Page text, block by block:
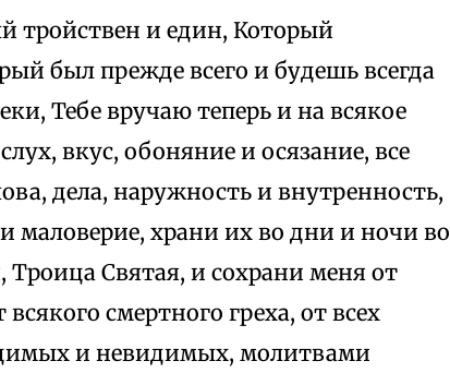
тройствен и един, Который
был прежде всего и будешь всегда
Тебе вручаю теперь и на всякое
вкус, обоняние и осязание, все
дела, наружность и внутренность,
маловерие, храни их во дни и ночи во
Святая, и сохрани меня от
смертного греха, от всех
и невидимых, молитвами